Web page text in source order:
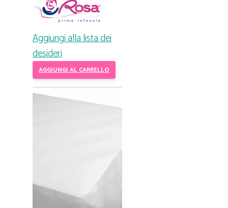
Aggiungi alla lista dei
desideri
AGGIUNGI AL CARRELLO